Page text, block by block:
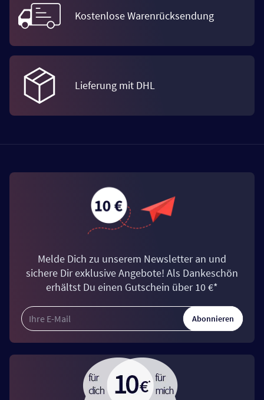
Kostenlose Warenrücksendung
Lieferung mit DHL
Melde Dich zu unserem Newsletter an und
sichere Dir exklusive Angebote! Als Dankeschön
erhältst Du einen Gutschein über 10 €*
Abonnieren